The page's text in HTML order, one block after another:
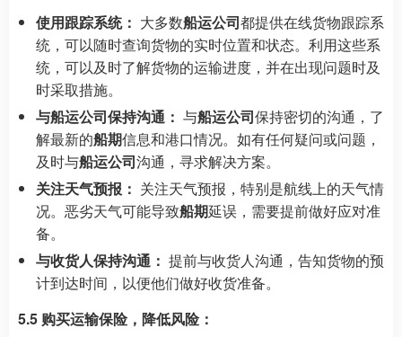
使用跟踪系统： 大多数船运公司都提供在线货物跟踪系
统，可以随时查询货物的实时位置和状态。利用这些系
统，可以及时了解货物的运输进度，并在出现问题时及
时采取措施。
与船运公司保持沟通： 与船运公司保持密切的沟通，了
解最新的船期信息和港口情况。如有任何疑问或问题，
及时与船运公司沟通，寻求解决方案。
关注天气预报： 关注天气预报，特别是航线上的天气情
况。恶劣天气可能导致船期延误，需要提前做好应对准
备。
与收货人保持沟通： 提前与收货人沟通，告知货物的预
计到达时间，以便他们做好收货准备。
5.5 购买运输保险，降低风险：